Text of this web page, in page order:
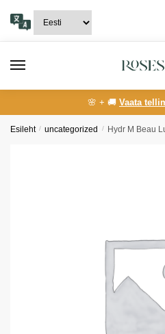
navigation
content
🌸 + 🚚 Vaata
Esileht / uncategorized / Hydr M Beau